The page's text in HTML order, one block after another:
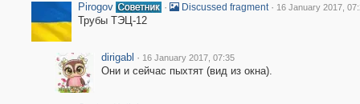
Pirogov · Discussed fragment · 16 January 2017,
Трубы ТЭЦ-12
dirigabl · 16 January 2017, 07:35
Они и сейчас пыхтят (вид из окна).